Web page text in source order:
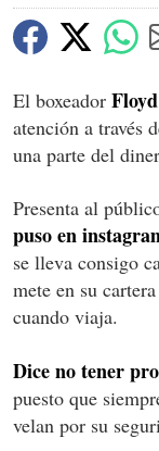
El boxeador
atención a través
una parte del
Presenta al
puso en
se lleva consigo
mete en su
cuando viaja.
Dice no tener
puesto que
velan por su